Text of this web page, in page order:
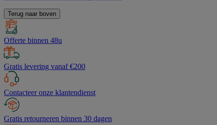
Terug naar boven
Offerte binnen 48u
Gratis levering vanaf €200
Contacteer onze klantendienst
Gratis retourneren binnen 30 dagen